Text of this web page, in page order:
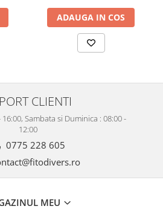
ADAUGA IN COS
CLIENTI
Sambata si Duminica : 08:00 -
12:00
0775 228 605
MEU